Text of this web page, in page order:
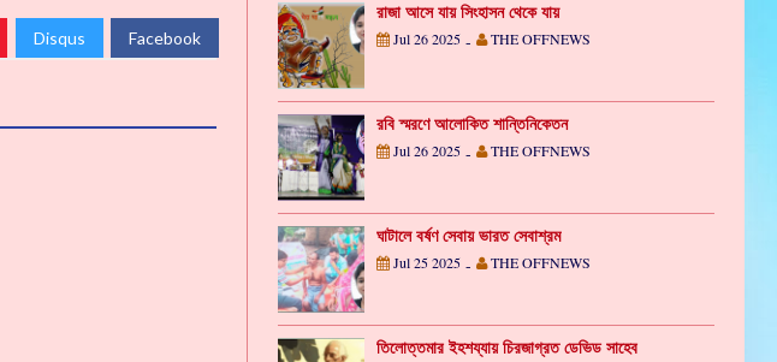
Disqus Facebook
রাজা আসে যায় সিংহাসন থেকে যায়
Jul 26 2025 - THE OFFNEWS
রবি স্মরণে আলোকিত শান্তিনিকেতন
Jul 26 2025 - THE OFFNEWS
ঘাটালে বর্ষণ সেবায় ভারত সেবাশ্রম
Jul 25 2025 - THE OFFNEWS
তিলোত্তমার ইহশয্যায় চিরজাগ্রত ডেভিড সাহেব